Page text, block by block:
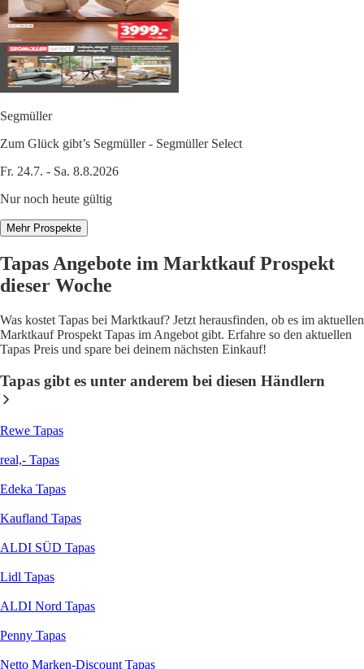
Segmüller
Zum Glück gibt’s Segmüller - Segmüller Select
Fr. 24.7. - Sa. 8.8.2026
Nur noch heute gültig
Mehr Prospekte
Tapas Angebote im Marktkauf Prospekt
dieser Woche
Was kostet Tapas bei Marktkauf? Jetzt herausfinden, ob es im aktuellen
Marktkauf Prospekt Tapas im Angebot gibt. Erfahre so den aktuellen
Tapas Preis und spare bei deinem nächsten Einkauf!
Tapas gibt es unter anderem bei diesen Händlern
Rewe Tapas
real,- Tapas
Edeka Tapas
Kaufland Tapas
ALDI SÜD Tapas
Lidl Tapas
ALDI Nord Tapas
Penny Tapas
Netto Marken-Discount Tapas